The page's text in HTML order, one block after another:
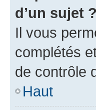
d’un sujet ?
Il vous
complétés
de contrôle
Haut